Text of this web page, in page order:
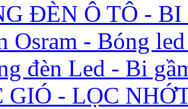
ĐÈN Ô TÔ -
Osram - Bóng
đèn Led - Bi
- LỌC